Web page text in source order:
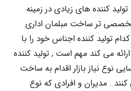
های زیادی در زمینه
مبلمان اداری
کننده اجناس خود را با
مهم است , تولید کننده
بازار اقدام به ساخت
و افرادی که نوع